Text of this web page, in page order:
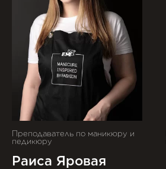
Преподаватель по маникюру и
педикюру
Раиса Яровая